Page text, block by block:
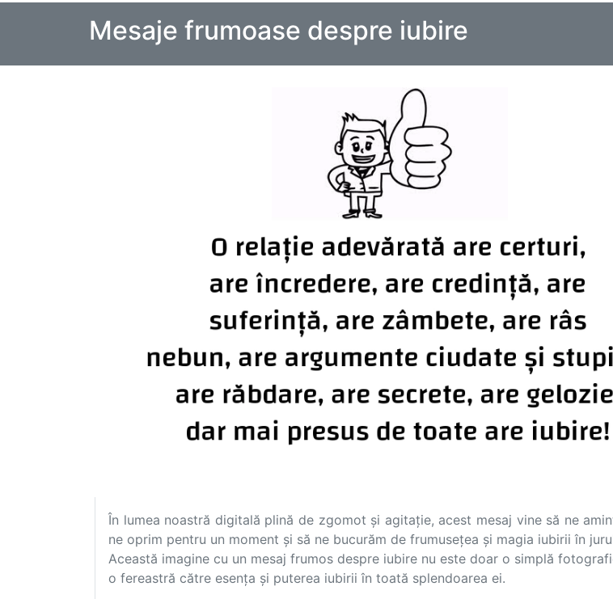
Mesaje frumoase despre iubire
În lumea noastră digitală plină de zgomot și agitație, acest mesaj vine să ne
ne oprim pentru un moment și să ne bucurăm de frumusețea și magia iubirii în
Această imagine cu un mesaj frumos despre iubire nu este doar o simplă
o fereastră către esența și puterea iubirii în toată splendoarea ei.